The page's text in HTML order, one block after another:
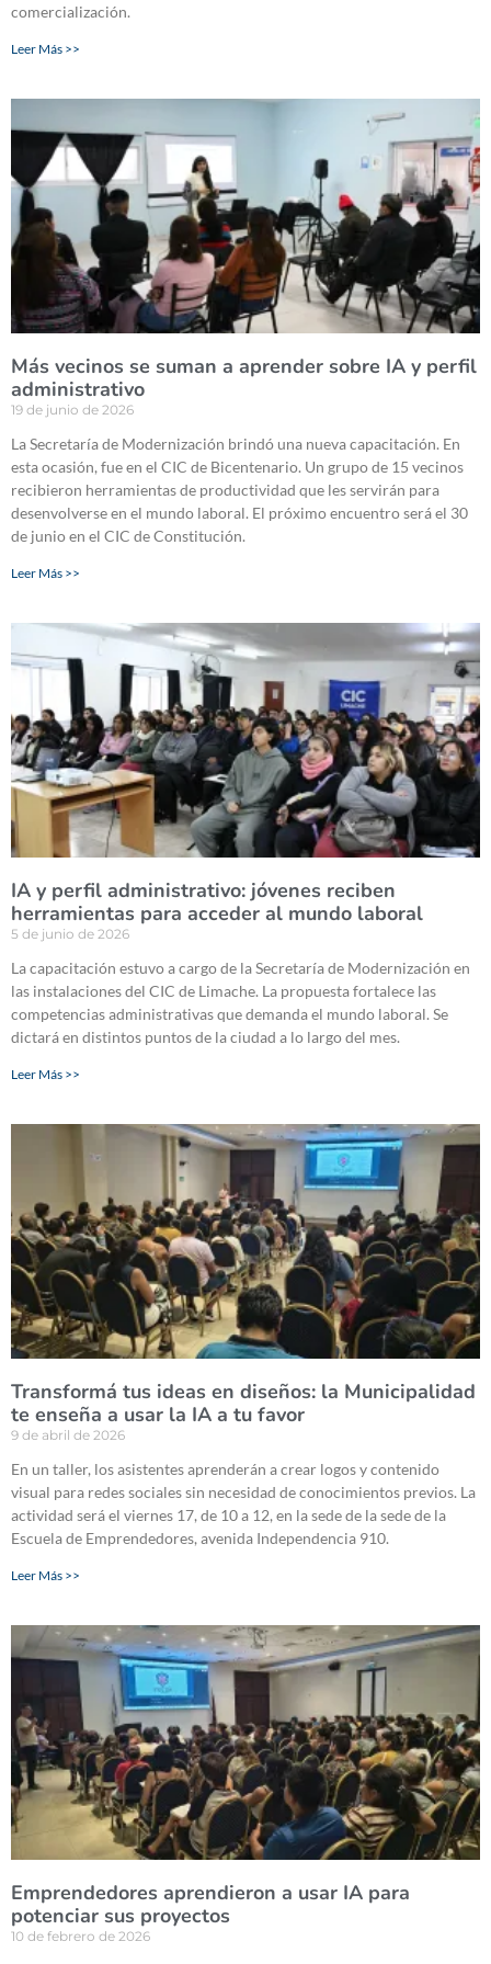
comercialización.
Leer Más >>
Más vecinos se suman a aprender sobre IA y perfil
administrativo
19 de junio de 2026
La Secretaría de Modernización brindó una nueva capacitación. En
esta ocasión, fue en el CIC de Bicentenario. Un grupo de 15 vecinos
recibieron herramientas de productividad que les servirán para
desenvolverse en el mundo laboral. El próximo encuentro será el 30
de junio en el CIC de Constitución.
Leer Más >>
IA y perfil administrativo: jóvenes reciben
herramientas para acceder al mundo laboral
5 de junio de 2026
La capacitación estuvo a cargo de la Secretaría de Modernización en
las instalaciones del CIC de Limache. La propuesta fortalece las
competencias administrativas que demanda el mundo laboral. Se
dictará en distintos puntos de la ciudad a lo largo del mes.
Leer Más >>
Transformá tus ideas en diseños: la Municipalidad
te enseña a usar la IA a tu favor
9 de abril de 2026
En un taller, los asistentes aprenderán a crear logos y contenido
visual para redes sociales sin necesidad de conocimientos previos. La
actividad será el viernes 17, de 10 a 12, en la sede de la sede de la
Escuela de Emprendedores, avenida Independencia 910.
Leer Más >>
Emprendedores aprendieron a usar IA para
potenciar sus proyectos
10 de febrero de 2026